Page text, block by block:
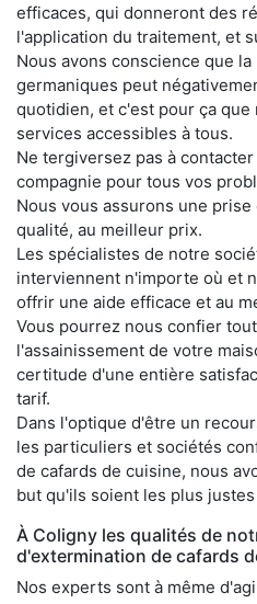
efficaces, qui donneront des
l'application du traitement, et
Nous avons conscience que
germaniques peut
quotidien, et c'est pour ça
services accessibles à tous.
Ne tergiversez pas à
compagnie pour tous vos
Nous vous assurons une
qualité, au meilleur prix.
Les spécialistes de notre
interviennent n'importe où et
offrir une aide efficace et au
Vous pourrez nous confier
l'assainissement de votre
certitude d'une entière
tarif.
Dans l'optique d'être un
les particuliers et sociétés
de cafards de cuisine, nous
but qu'ils soient les plus
À Coligny les qualités de
d'extermination de cafards
Nos experts sont à même